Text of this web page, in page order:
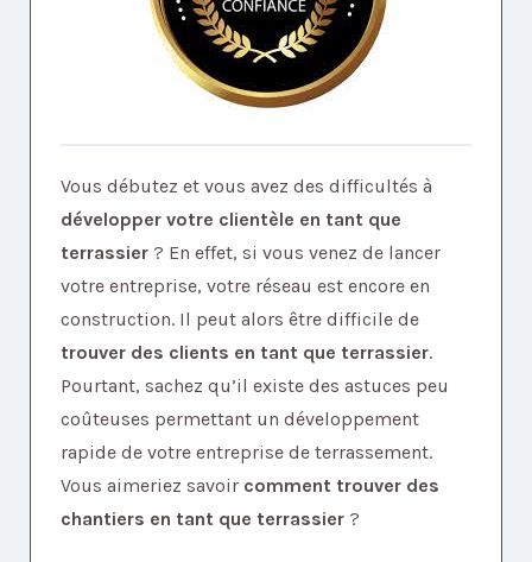
Vous débutez et vous avez des difficultés à
développer votre clientèle en tant que
terrassier ? En effet, si vous venez de lancer
votre entreprise, votre réseau est encore en
construction. Il peut alors être difficile de
trouver des clients en tant que terrassier.
Pourtant, sachez qu’il existe des astuces peu
coûteuses permettant un développement
rapide de votre entreprise de terrassement.
Vous aimeriez savoir comment trouver des
chantiers en tant que terrassier ?